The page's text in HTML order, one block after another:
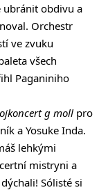
ubránit obdivu a
Orchestr
ve zvuku
všech
Paganiniho
g moll pro
a Yosuke Inda.
lehkými
mistryni a
Sólisté si